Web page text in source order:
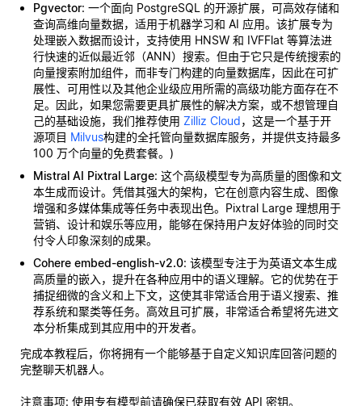
Pgvector: 一个面向 PostgreSQL 的开源扩展，可高效存储和
查询高维向量数据，适用于机器学习和 AI 应用。该扩展专为
处理嵌入数据而设计，支持使用 HNSW 和 IVFFlat 等算法进
行快速的近似最近邻（ANN）搜索。但由于它只是传统搜索的
向量搜索附加组件，而非专门构建的向量数据库，因此在可扩
展性、可用性以及其他企业级应用所需的高级功能方面存在不
足。因此，如果您需要更具扩展性的解决方案，或不想管理自
己的基础设施，我们推荐使用 Zilliz Cloud，这是一个基于开
源项目 Milvus构建的全托管向量数据库服务，并提供支持最多
100 万个向量的免费套餐。)
Mistral AI Pixtral Large: 这个高级模型专为高质量的图像和文
本生成而设计。凭借其强大的架构，它在创意内容生成、图像
增强和多媒体集成等任务中表现出色。Pixtral Large 理想用于
营销、设计和娱乐等应用，能够在保持用户友好体验的同时交
付令人印象深刻的成果。
Cohere embed-english-v2.0: 该模型专注于为英语文本生成
高质量的嵌入，提升在各种应用中的语义理解。它的优势在于
捕捉细微的含义和上下文，这使其非常适合用于语义搜索、推
荐系统和聚类等任务。高效且可扩展，非常适合希望将先进文
本分析集成到其应用中的开发者。
完成本教程后，你将拥有一个能够基于自定义知识库回答问题的
完整聊天机器人。
注意事项: 使用专有模型前请确保已获取有效 API 密钥。